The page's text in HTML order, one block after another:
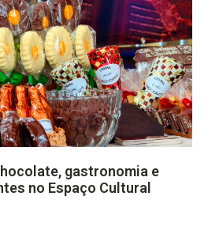
gastronomia e
no Espaço Cultural